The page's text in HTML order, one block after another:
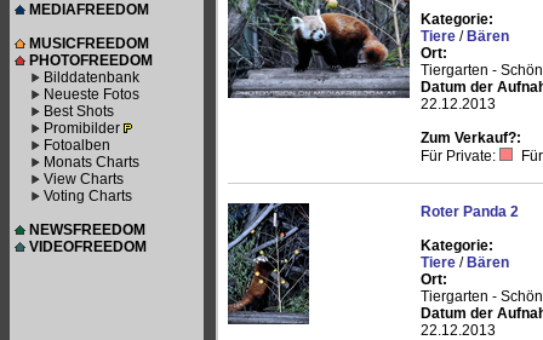
MEDIAFREEDOM
MUSICFREEDOM
PHOTOFREEDOM
Bilddatenbank
Neueste Fotos
Best Shots
Promibilder
Fotoalben
Monats Charts
View Charts
Voting Charts
NEWSFREEDOM
VIDEOFREEDOM
Kategorie:
Tiere / Bären
Ort:
Tiergarten -
Datum der
22.12.2013
Zum Verkauf?:
Für Private:
Roter Panda 2
Kategorie:
Tiere / Bären
Ort:
Tiergarten -
Datum der
22.12.2013